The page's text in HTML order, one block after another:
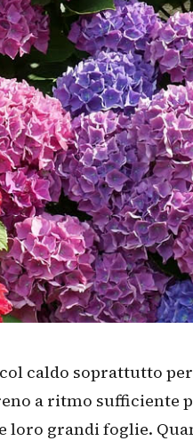
caldo soprattutto
a ritmo sufficiente
loro grandi foglie.